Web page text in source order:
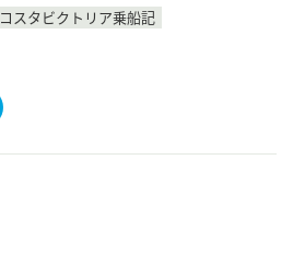
コスタビクトリア乗船記